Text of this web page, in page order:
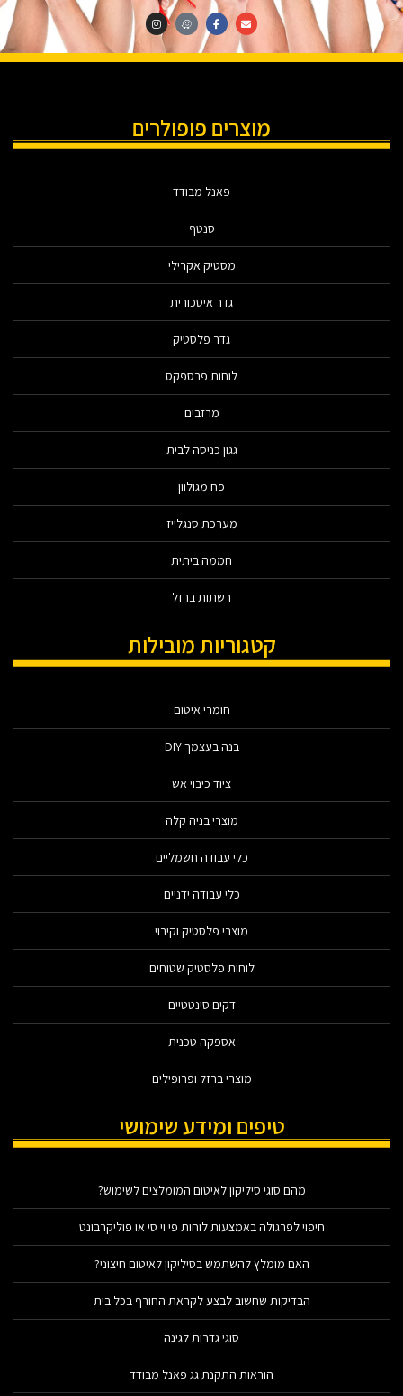
מוצרים פופולרים
פאנל מבודד
סנטף
מסטיק אקרילי
גדר איסכורית
גדר פלסטיק
לוחות פרספקס
מרזבים
גגון כניסה לבית
פח מגולוון
מערכת סנגלייז
חממה ביתית
רשתות ברזל
קטגוריות מובילות
חומרי איטום
בנה בעצמך DIY
ציוד כיבוי אש
מוצרי בניה קלה
כלי עבודה חשמליים
כלי עבודה ידניים
מוצרי פלסטיק וקירוי
לוחות פלסטיק שטוחים
דקים סינטטיים
אספקה טכנית
מוצרי ברזל ופרופילים
טיפים ומידע שימושי
מהם סוגי סיליקון לאיטום המומלצים לשימוש?
חיפוי לפרגולה באמצעות לוחות פי וי סי או פוליקרבונט
האם מומלץ להשתמש בסיליקון לאיטום חיצוני?
הבדיקות שחשוב לבצע לקראת החורף בכל בית
סוגי גדרות לגינה
הוראות התקנת גג פאנל מבודד